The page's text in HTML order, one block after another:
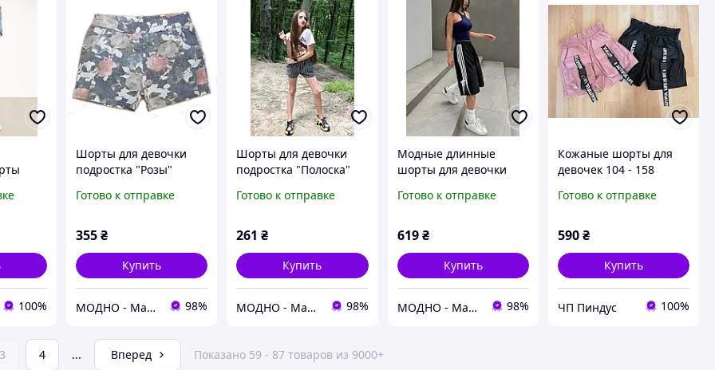
с
100%
Шорты для девочки
подростка "Розы"
Готово к отправке
355₴
Купить
МОДНО - Магазин детской и женской одежды и обуви 98%
Шорты для девочки
подростка "Полоска"
Готово к отправке
261 ₴
Купить
МОДНО - Магазин детской и женской одежды и обуви 98%
Модные длинные
шорты для девочки
Готово к отправке
619 ₴
Купить
МОДНО - Магазин детской и женской одежды и обуви 98%
Кожаные шорты для
девочек 104 - 158
подростковые шорты
Готово к отправке
590₴
Купить
ЧП Пиндус 100%
3 4 ... Вперед Показано 59 - 87 товаров из 9000+